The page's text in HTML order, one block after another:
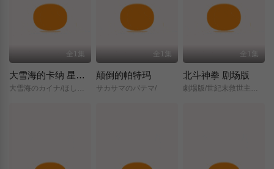
全1集
大雪海的卡纳 星之贤者
大雪海のカイナ/ほしのけんじゃ/
全1集
颠倒的帕特玛
サカサマのパテマ/
全1集
北斗神拳 剧场版
劇場版/世紀末救世主伝説/北斗の拳/